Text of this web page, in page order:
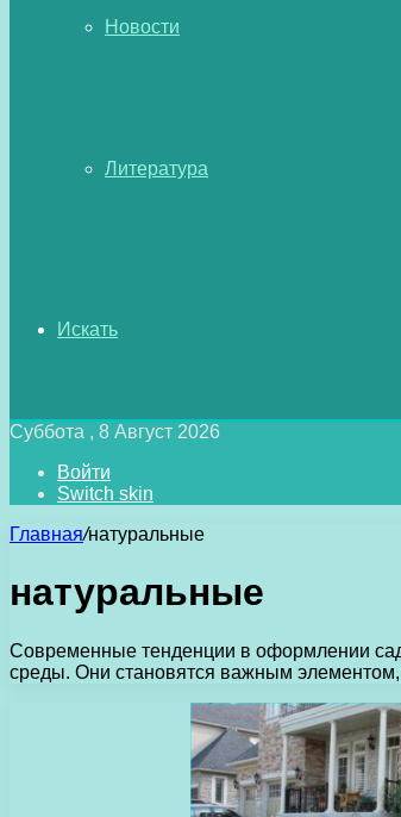
Новости
Литература
Искать
Суббота , 8 Август 2026
Войти
Switch skin
Главная/натуральные
натуральные
Современные тенденции в оформлении
среды. Они становятся важным